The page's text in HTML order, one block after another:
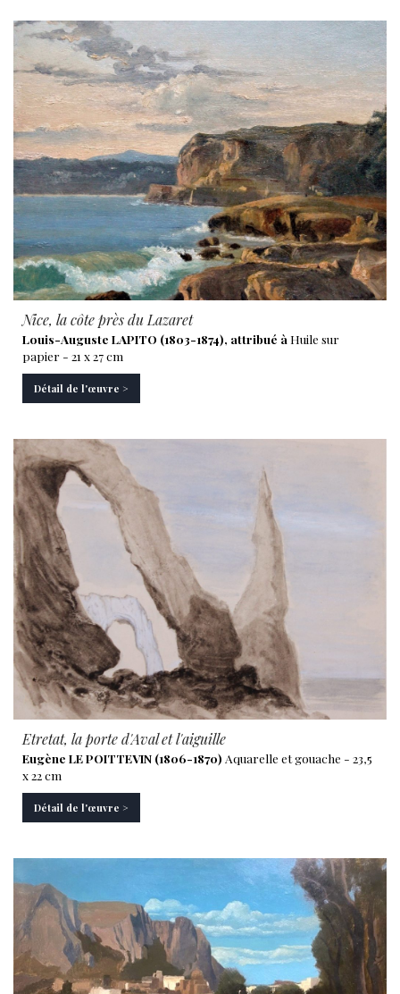
Nice, la côte près du Lazaret
Louis-Auguste LAPITO (1803-1874), attribué à Huile sur
papier - 21 x 27 cm
Détail de l'œuvre >
Etretat, la porte d'Aval et l'aiguille
Eugène LE POITTEVIN (1806-1870) Aquarelle et gouache - 23,5
x 22 cm
Détail de l'œuvre >